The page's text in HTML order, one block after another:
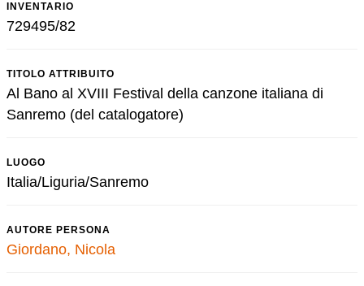
INVENTARIO
729495/82
TITOLO ATTRIBUITO
Al Bano al XVIII Festival della canzone italiana di
Sanremo (del catalogatore)
LUOGO
Italia/Liguria/Sanremo
AUTORE PERSONA
Giordano, Nicola